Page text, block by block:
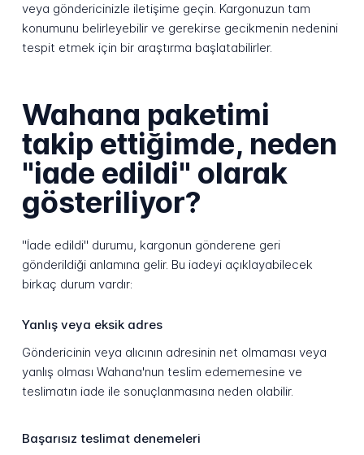
veya göndericinizle iletişime geçin. Kargonuzun tam
konumunu belirleyebilir ve gerekirse gecikmenin nedenini
tespit etmek için bir araştırma başlatabilirler.
Wahana paketimi
takip ettiğimde, neden
"iade edildi" olarak
gösteriliyor?
"İade edildi" durumu, kargonun gönderene geri
gönderildiği anlamına gelir. Bu iadeyi açıklayabilecek
birkaç durum vardır:
Yanlış veya eksik adres
Göndericinin veya alıcının adresinin net olmaması veya
yanlış olması Wahana'nun teslim edememesine ve
teslimatın iade ile sonuçlanmasına neden olabilir.
Başarısız teslimat denemeleri